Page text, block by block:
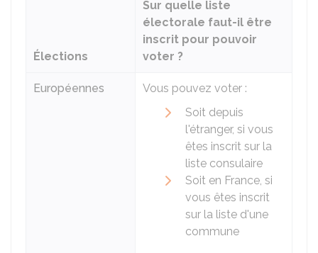
Élections
Sur quelle liste
électorale faut-il être
inscrit pour pouvoir
voter ?
Européennes
Vous pouvez voter :
Soit depuis
l'étranger, si vous
êtes inscrit sur la
liste consulaire
Soit en France, si
vous êtes inscrit
sur la liste d'une
commune